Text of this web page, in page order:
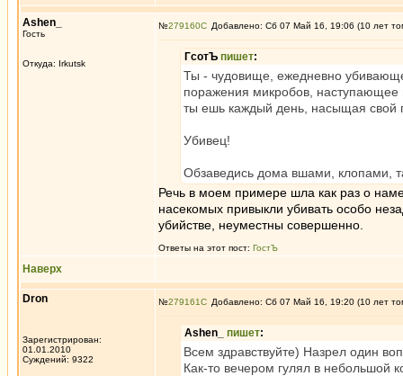
Ashen_
Гость
Откуда: Irkutsk
№279160 Добавлено: Сб 07 Май 16, 19:06 (10 лет
ГсотЪ пишет:
Ты - чудовище, ежедневно
поражения микробов, наступающее
ты ешь каждый день, насыщая свой
Убивец!
Обзаведись дома вшами, клопами,
Речь в моем примере шла как раз о
насекомых привыкли убивать особо
убийстве, неуместны совершенно.
Ответы на этот пост: ГостЪ
Наверх
Dron
Зарегистрирован:
01.01.2010
Суждений: 9322
№279161 Добавлено: Сб 07 Май 16, 19:20 (10 лет
Ashen_ пишет:
Всем здравствуйте) Назрел один
Как-то вечером гулял в небольшой